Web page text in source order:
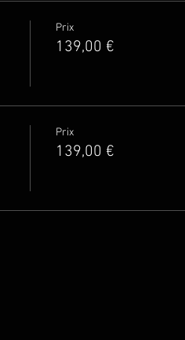
Prix
139,00 €
Prix
139,00 €